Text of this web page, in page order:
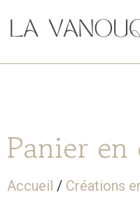
Panier en
Accueil / Créations